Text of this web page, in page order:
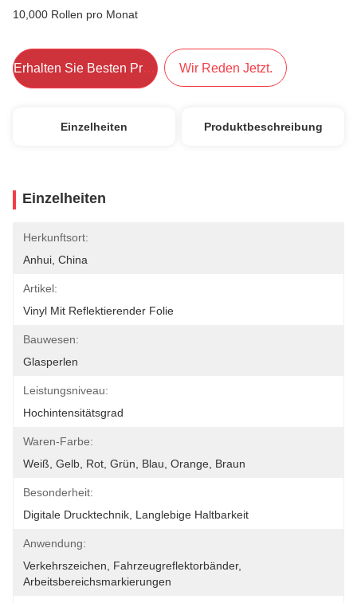
10,000 Rollen pro Monat
Erhalten Sie Besten Preis Wir Reden Jetzt.
Einzelheiten Produktbeschreibung
Einzelheiten
Herkunftsort:
Anhui, China
Artikel:
Vinyl Mit Reflektierender Folie
Bauwesen:
Glasperlen
Leistungsniveau:
Hochintensitätsgrad
Waren-Farbe:
Weiß, Gelb, Rot, Grün, Blau, Orange, Braun
Besonderheit:
Digitale Drucktechnik, Langlebige Haltbarkeit
Anwendung:
Verkehrszeichen, Fahrzeugreflektorbänder,
Arbeitsbereichsmarkierungen